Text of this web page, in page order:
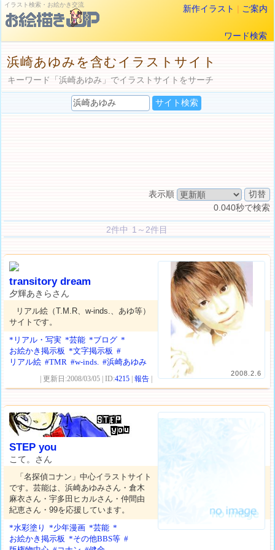
イラスト検索・お絵かき交流 新作イラスト | ご案内
ワード検索
浜崎あゆみを含むイラストサイト
キーワード「浜崎あゆみ」でイラストサイトをサーチ
表示順
0.040秒で検索
2件中 1～2件目
2008.2.6
transitory dream
夕輝あきらさん
リアル絵（T.M.R、w-inds.、あゆ等）
サイトです。
*リアル・写実 *芸能 *ブログ *
お絵かき掲示板 *文字掲示板 #
リアル絵 #TMR #w-inds. #浜崎あゆみ
| 更新日:2008/03/05 | ID:4215 |報告
STEP you
こて。さん
「名探偵コナン」中心イラストサイト
です。芸能は、浜崎あゆみさん・倉木
麻衣さん・宇多田ヒカルさん・仲間由
紀恵さん・99を応援しています。
*水彩塗り
*少年漫画 *芸能 *
お絵かき掲示板 *その他BBS等 #